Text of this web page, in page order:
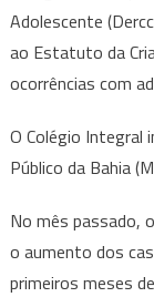
Adolescente
ao Estatuto da
ocorrências com
O Colégio Integral
Público da Bahia
No mês passado,
o aumento dos
primeiros meses